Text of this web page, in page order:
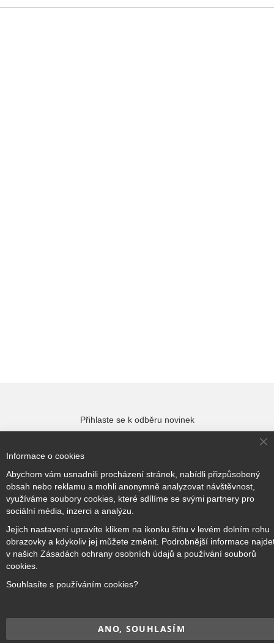
Přihlaste se k odběru novinek
Přihlásit odběr
Copyright © 2017–2026BRIDGE Academy , Všechna práva
vyhrazena.
Informace o cookies
Abychom vám usnadnili procházení stránek, nabídli přizpůsobený
obsah nebo reklamu a mohli anonymně analyzovat návštěvnost,
využíváme soubory cookies, které sdílíme se svými partnery pro
sociální média, inzerci a analýzu.
Jejich nastavení upravíte klikem na ikonku štítu v levém dolním rohu
obrazovky a kdykoliv jej můžete změnit. Podrobnější informace
v našich Zásadách ochrany osobních údajů a používání souborů
cookies.
Souhlasíte s používáním cookies?
ANO, SOUHLASÍM